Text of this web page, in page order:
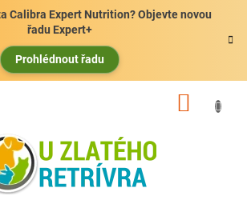
Calibra Expert Nutrition? Objevte novou
řadu Expert+
Prohlédnout řadu